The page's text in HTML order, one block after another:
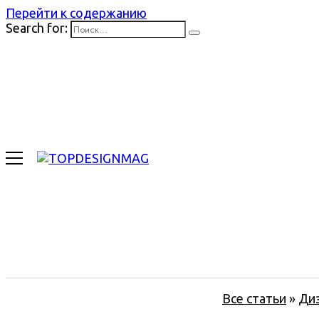
Перейти к содержанию
Search for:
Все статьи »